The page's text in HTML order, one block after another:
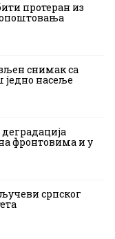
протеран из
снимак са
једно насеље
фронтовима и у
српског